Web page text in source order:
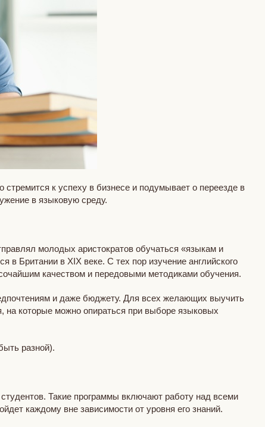
к успеху в бизнесе и подумывает о переезде в
в языковую среду.
молодых аристократов обучаться «языкам и
Британии в XIX веке. С тех пор изучение английского
качеством и передовыми методиками обучения.
и даже бюджету. Для всех желающих выучить
которые можно опираться при выборе языковых
разной).
Такие программы включают работу над всеми
каждому вне зависимости от уровня его знаний.